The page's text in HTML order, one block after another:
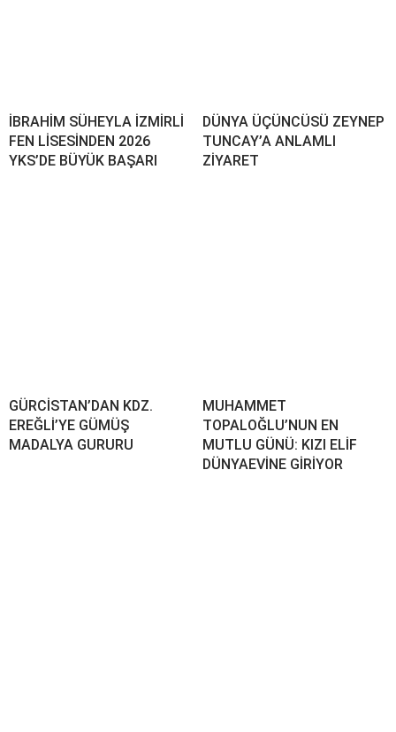
İBRAHİM SÜHEYLA İZMİRLİ
FEN LİSESİNDEN 2026
YKS’DE BÜYÜK BAŞARI
DÜNYA ÜÇÜNCÜSÜ ZEYNEP
TUNCAY’A ANLAMLI
ZİYARET
GÜRCİSTAN’DAN KDZ.
EREĞLİ’YE GÜMÜŞ
MADALYA GURURU
MUHAMMET
TOPALOĞLU’NUN EN
MUTLU GÜNÜ: KIZI ELİF
DÜNYAEVİNE GİRİYOR